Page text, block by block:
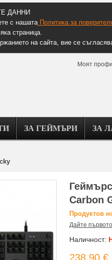
ДАННИ
с нашатаПолитика за
страница.
на сайта, вие се
Моят
ЗА ГЕЙМЪРИ ЗА
Carbon
Продуктов
Дайте
Наличност:
238,90 €